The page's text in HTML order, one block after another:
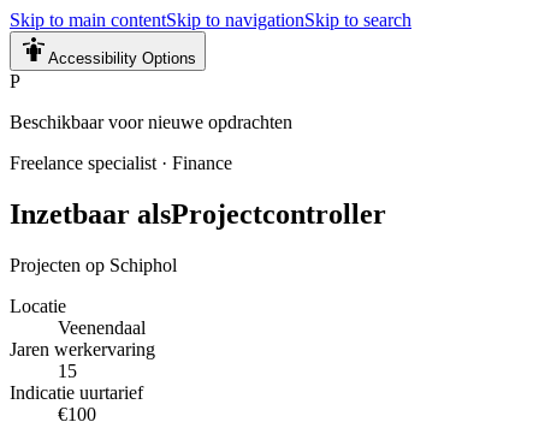
Skip to main contentSkip to navigationSkip to search
Accessibility Options
P
Beschikbaar voor nieuwe opdrachten
Freelance specialist · Finance
Inzetbaar alsProjectcontroller
Projecten op Schiphol
Locatie
Veenendaal
Jaren werkervaring
15
Indicatie uurtarief
€100